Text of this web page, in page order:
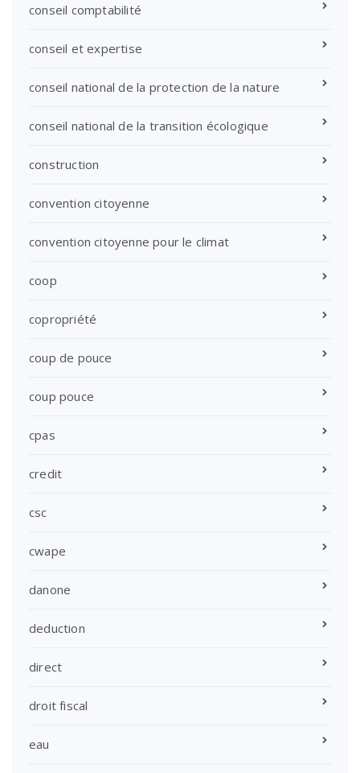
conseil comptabilité
conseil et expertise
conseil national de la protection de la nature
conseil national de la transition écologique
construction
convention citoyenne
convention citoyenne pour le climat
coop
copropriété
coup de pouce
coup pouce
cpas
credit
csc
cwape
danone
deduction
direct
droit fiscal
eau